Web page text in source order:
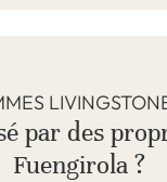
par des
Fuengirola ?